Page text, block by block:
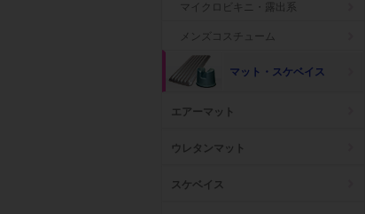
マイクロビキニ・露出系
メンズコスチューム
マット・スケベイス
エアーマット
ウレタンマット
スケベイス